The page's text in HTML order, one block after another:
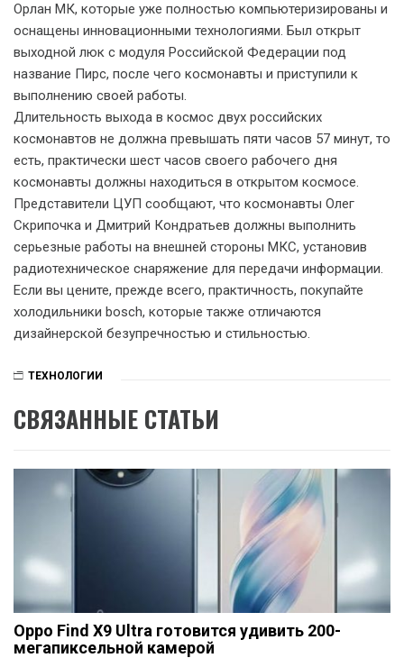
Орлан МК, которые уже полностью компьютеризированы и
оснащены инновационными технологиями. Был открыт
выходной люк с модуля Российской Федерации под
название Пирс, после чего космонавты и приступили к
выполнению своей работы.
Длительность выхода в космос двух российских
космонавтов не должна превышать пяти часов 57 минут, то
есть, практически шест часов своего рабочего дня
космонавты должны находиться в открытом космосе.
Представители ЦУП сообщают, что космонавты Олег
Скрипочка и Дмитрий Кондратьев должны выполнить
серьезные работы на внешней стороны МКС, установив
радиотехническое снаряжение для передачи информации.
Если вы цените, прежде всего, практичность, покупайте
холодильники bosch, которые также отличаются
дизайнерской безупречностью и стильностью.
ТЕХНОЛОГИИ
СВЯЗАННЫЕ СТАТЬИ
Oppo Find X9 Ultra готовится удивить 200-
мегапиксельной камерой